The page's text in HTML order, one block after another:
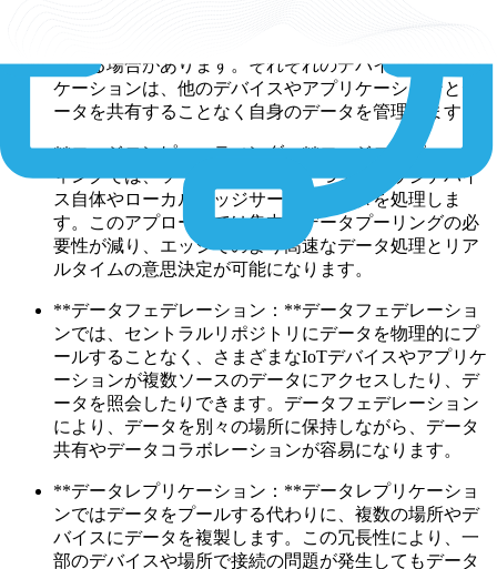
理する場合があります。それぞれのデバイスやアプリ
ケーションは、他のデバイスやアプリケーションとデ
ータを共有することなく自身のデータを管理します。
**エッジコンピューティング：**エッジコンピューテ
ィングでは、ソースに近い場所、つまりエッジデバイ
ス自体やローカルエッジサーバでデータを処理しま
す。このアプローチでは集中型データプーリングの必
要性が減り、エッジでのより高速なデータ処理とリア
ルタイムの意思決定が可能になります。
**データフェデレーション：**データフェデレーショ
ンでは、セントラルリポジトリにデータを物理的にプ
ールすることなく、さまざまなIoTデバイスやアプリケ
ーションが複数ソースのデータにアクセスしたり、デ
ータを照会したりできます。データフェデレーション
により、データを別々の場所に保持しながら、データ
共有やデータコラボレーションが容易になります。
**データレプリケーション：**データレプリケーショ
ンではデータをプールする代わりに、複数の場所やデ
バイスにデータを複製します。この冗長性により、一
部のデバイスや場所で接続の問題が発生してもデータ